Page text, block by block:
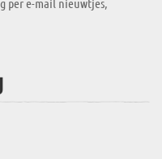
per e-mail nieuwtjes,